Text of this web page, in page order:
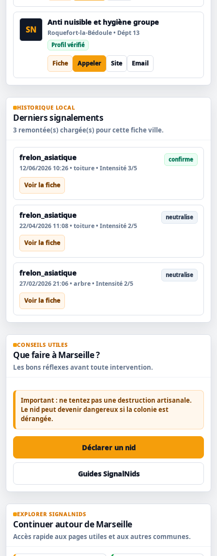
SN
Anti nuisible et hygiène groupe
Roquefort-la-Bédoule • Dépt 13
Profil vérifié
Fiche Appeler Site Email
HISTORIQUE LOCAL
Derniers signalements
3 remontée(s) chargée(s) pour cette fiche ville.
frelon_asiatique
12/06/2026 10:26 • toiture • Intensité 3/5
confirme
Voir la fiche
frelon_asiatique
22/04/2026 11:08 • toiture • Intensité 2/5
neutralise
Voir la fiche
frelon_asiatique
27/02/2026 21:06 • arbre • Intensité 2/5
neutralise
Voir la fiche
CONSEILS UTILES
Que faire à Marseille ?
Les bons réflexes avant toute intervention.
Important : ne tentez pas une destruction artisanale.
Le nid peut devenir dangereux si la colonie est
dérangée.
Déclarer un nid
Guides SignalNids
EXPLORER SIGNALNIDS
Continuer autour de Marseille
Accès rapide aux pages utiles et aux autres communes.